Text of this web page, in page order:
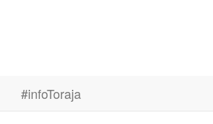
#infoToraja